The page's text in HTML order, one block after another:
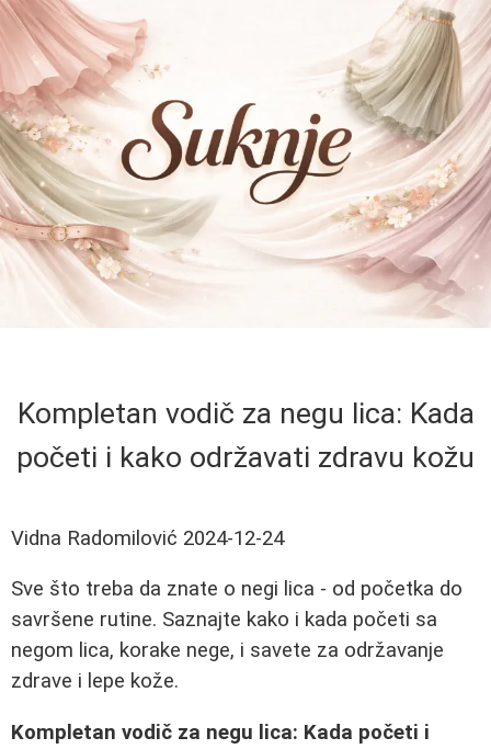
Kompletan vodič za negu lica: Kada
početi i kako održavati zdravu kožu
Vidna Radomilović 2024-12-24
Sve što treba da znate o negi lica - od početka do
savršene rutine. Saznajte kako i kada početi sa
negom lica, korake nege, i savete za održavanje
zdrave i lepe kože.
Kompletan vodič za negu lica: Kada početi i